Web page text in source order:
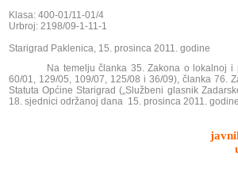
Klasa: 400-01/11-01/4
Urbroj: 2198/09-1-11-1
Starigrad Paklenica, 15. prosinca 2011. godine
Na temelju članka 35. Zakona o lokalnoj i
60/01, 129/05, 109/07, 125/08 i 36/09), članka 76.
Statuta Općine Starigrad („Službeni glasnik
18. sjednici održanoj dana 15. prosinca 2011.